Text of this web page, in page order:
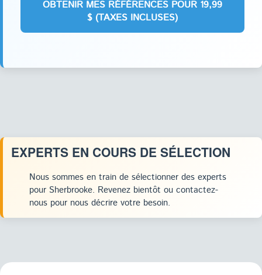
EXPERTS EN COURS DE SÉLECTION
Nous sommes en train de sélectionner des experts
pour Sherbrooke. Revenez bientôt ou contactez-
nous pour nous décrire votre besoin.